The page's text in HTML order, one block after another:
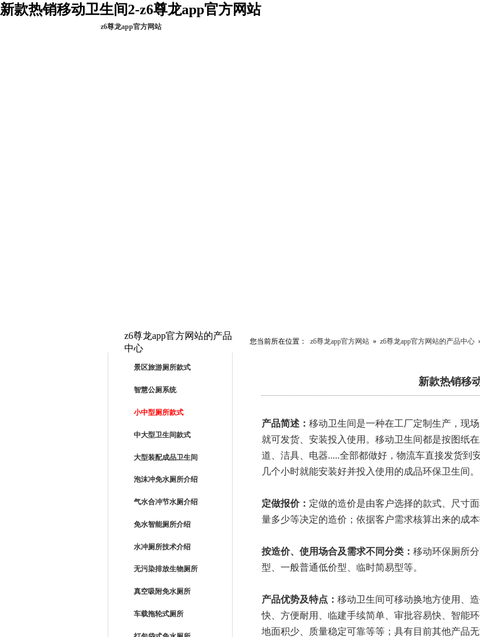
新款热销移动卫生间2-z6尊龙app官方网站
z6尊龙app官方网站
z6尊龙app官方网站的产品
中心
景区旅游厕所款式
智慧公厕系统
小中型厕所款式
中大型卫生间款式
大型装配成品卫生间
泡沫冲免水厕所介绍
气水合冲节水厕介绍
免水智能厕所介绍
水冲厕所技术介绍
无污染排放生物厕所
真空吸附免水厕所
车载拖轮式厕所
您当前所在位置： z6尊龙app官方网站 » z6尊龙app官方网站的产品中心
新款热销移
产品简述： 移动卫生间是一种在工厂定制生产，现
就可发货、安装投入使用。移动卫生间都是按图纸
道、洁具、电器.....全部都做好，物流车直接发货到
几个小时就能安装好并投入使用的成品环保卫生间。
定做报价： 定做的造价是由客户选择的款式、尺寸
量多少等决定的造价；依据客户需求核算出来的成本
按造价、使用场合及需求不同分类： 移动环保厕所
型、一般普通低价型、临时简易型等。
产品优势及特点： 移动卫生间可移动换地方使用、
快、方便耐用、临建手续简单、审批容易快、智能
地面积少、质量稳定可靠等等；具有目前其他产品